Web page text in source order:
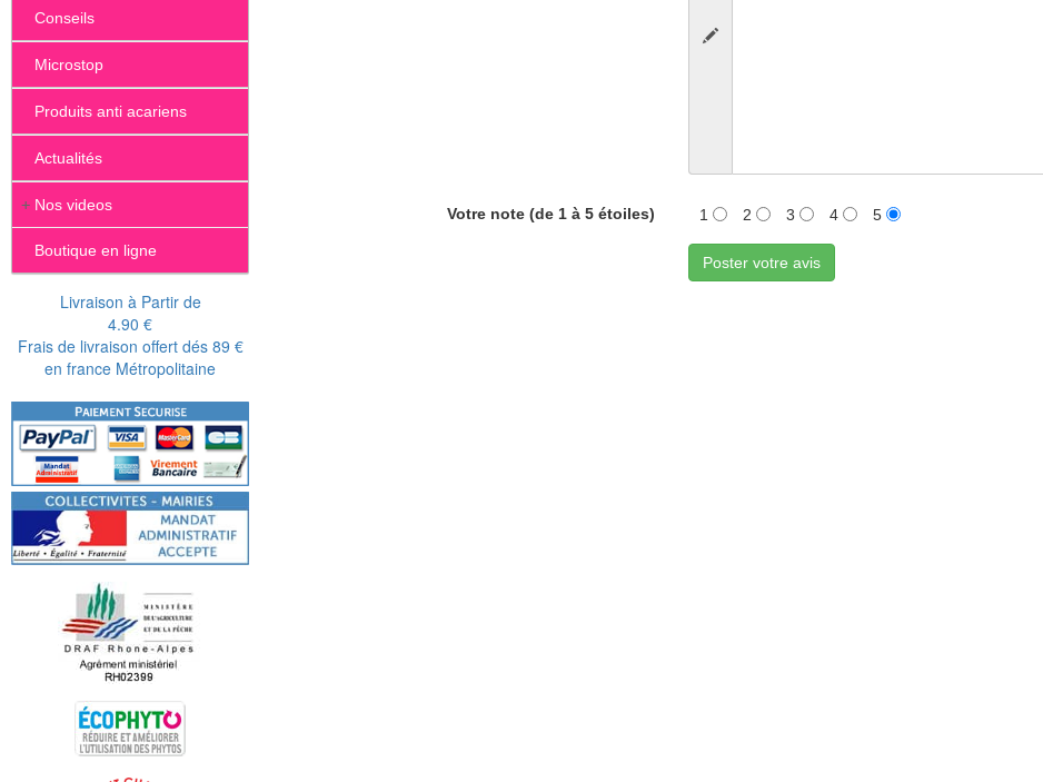
Conseils
Microstop
Produits anti acariens
Actualités
+ Nos videos
Boutique en ligne
Livraison à Partir de
4.90 €
Frais de livraison offert dés 89 €
en france Métropolitaine
Votre note (de 1 à 5 étoiles) 1 2 3 4 5
Poster votre avis